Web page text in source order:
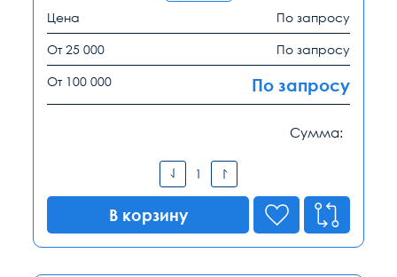
Цена По запросу
От 25 000 По запросу
От 100 000 По запросу
Сумма:
В корзину